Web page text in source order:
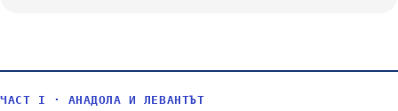
ЧАСТ I · АНАДОЛА И ЛЕВАНТЪТ